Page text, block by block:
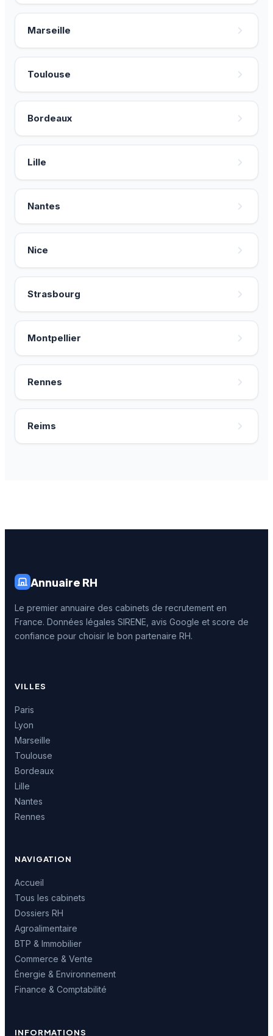
Marseille
Toulouse
Bordeaux
Lille
Nantes
Nice
Strasbourg
Montpellier
Rennes
Reims
Annuaire RH
Le premier annuaire des cabinets de recrutement en
France. Données légales SIRENE, avis Google et score de
confiance pour choisir le bon partenaire RH.
VILLES
Paris
Lyon
Marseille
Toulouse
Bordeaux
Lille
Nantes
Rennes
NAVIGATION
Accueil
Tous les cabinets
Dossiers RH
Agroalimentaire
BTP & Immobilier
Commerce & Vente
Énergie & Environnement
Finance & Comptabilité
INFORMATIONS